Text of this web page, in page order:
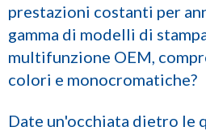
prestazioni costanti per
gamma di modelli di
multifunzione OEM,
colori e monocromatiche?
Date un'occhiata dietro le